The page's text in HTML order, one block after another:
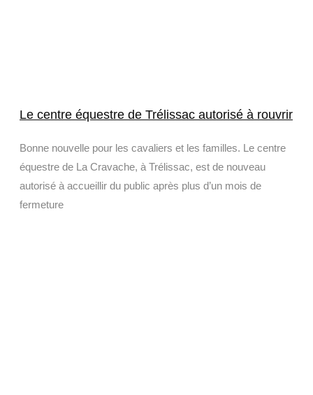
Le centre équestre de Trélissac autorisé à rouvrir
Bonne nouvelle pour les cavaliers et les familles. Le centre
équestre de La Cravache, à Trélissac, est de nouveau
autorisé à accueillir du public après plus d’un mois de
fermeture